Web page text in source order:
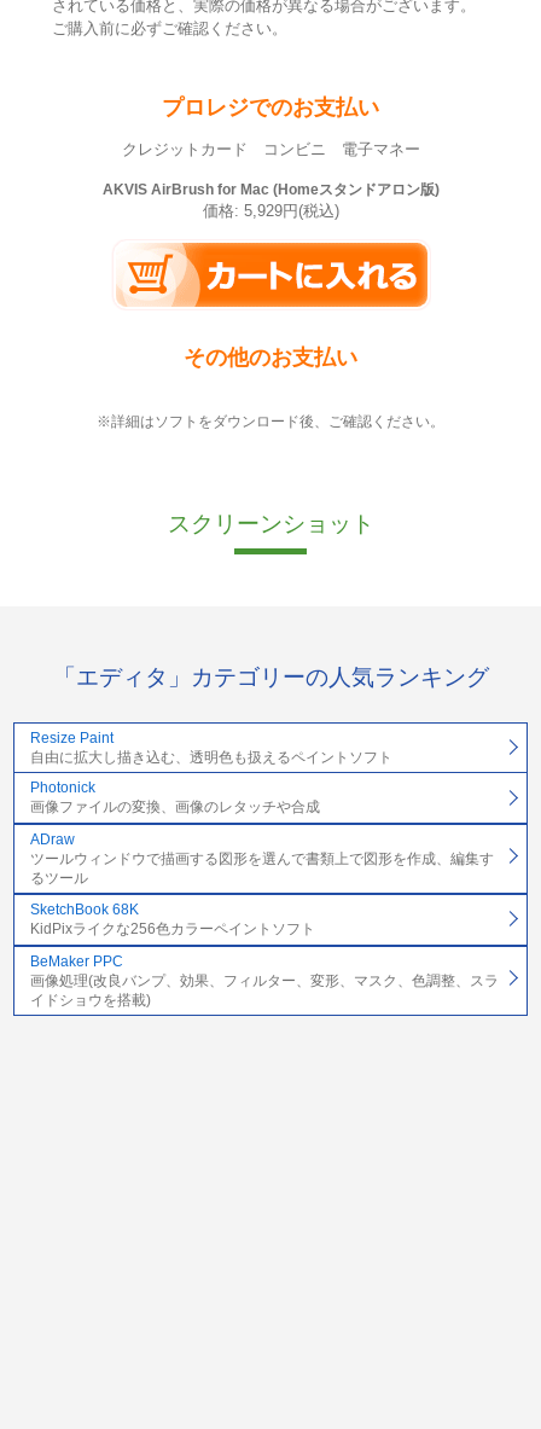
されている価格と、実際の価格が異なる場合がございます。
ご購入前に必ずご確認ください。
プロレジでのお支払い
クレジットカード コンビニ 電子マネー
AKVIS AirBrush for Mac (Homeスタンドアロン版)
価格: 5,929円(税込)
その他のお支払い
※詳細はソフトをダウンロード後、ご確認ください。
スクリーンショット
「エディタ」カテゴリーの人気ランキング
Resize Paint
自由に拡大し描き込む、透明色も扱えるペイントソフト
Photonick
画像ファイルの変換、画像のレタッチや合成
ADraw
ツールウィンドウで描画する図形を選んで書類上で図形を作成、編集す
るツール
SketchBook 68K
KidPixライクな256色カラーペイントソフト
BeMaker PPC
画像処理(改良バンプ、効果、フィルター、変形、マスク、色調整、スラ
イドショウを搭載)